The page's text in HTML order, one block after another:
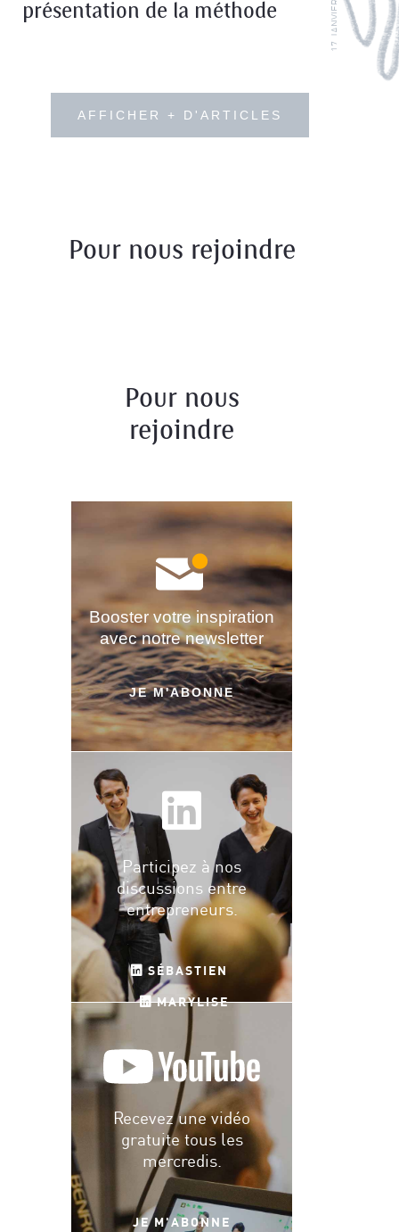
présentation de la méthode
AFFICHER + D'ARTICLES
Pour nous rejoindre
Pour nous
rejoindre
Booster votre inspiration
avec notre newsletter
JE M'ABONNE
Participez à nos
discussions entre
entrepreneurs.
SÉBASTIEN
MARYLISE
Recevez une vidéo
gratuite tous les
mercredis.
JE M'ABONNE